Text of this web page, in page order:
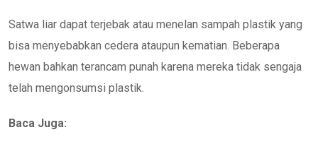
Satwa liar dapat terjebak atau menelan sampah plastik yang
bisa menyebabkan cedera ataupun kematian. Beberapa
hewan bahkan terancam punah karena mereka tidak sengaja
telah mengonsumsi plastik.
Baca Juga: